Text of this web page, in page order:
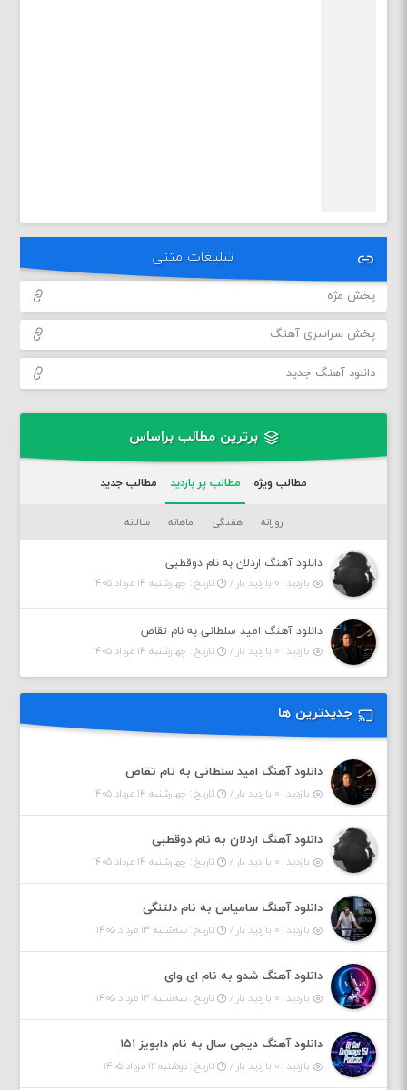
تبلیغات متنی
پخش مژه
پخش سراسری آهنگ
دانلود آهنگ جدید
برترین مطالب براساس
مطالب ویژه مطالب پر بازدید مطالب جدید
روزانه هفتگی ماهانه سالانه
دانلود آهنگ اردلان به نام دوقطبی
بازدید : ۰ بازدید بار /
تاریخ : چهارشنبه ۱۴ مرداد ۱۴۰۵
دانلود آهنگ امید سلطانی به نام تقاص
بازدید : ۰ بازدید بار /
تاریخ : چهارشنبه ۱۴ مرداد ۱۴۰۵
جدیدترین ها
دانلود آهنگ امید سلطانی به نام تقاص
بازدید : ۰ بازدید بار / تاریخ : چهارشنبه ۱۴ مرداد ۱۴۰۵
دانلود آهنگ اردلان به نام دوقطبی
بازدید : ۰ بازدید بار / تاریخ : چهارشنبه ۱۴ مرداد ۱۴۰۵
دانلود آهنگ سامیاس به نام دلتنگی
بازدید : ۰ بازدید بار / تاریخ : سه‌شنبه ۱۳ مرداد ۱۴۰۵
دانلود آهنگ شدو به نام ای وای
بازدید : ۰ بازدید بار / تاریخ : سه‌شنبه ۱۳ مرداد ۱۴۰۵
دانلود آهنگ دیجی سال به نام دابویز ۱۵۱
بازدید : ۰ بازدید بار / تاریخ : دوشنبه ۱۲ مرداد ۱۴۰۵